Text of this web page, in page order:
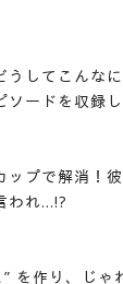
うしてこんな
ードを収録
ップで解消！
われ…!?
を作り、じゃ